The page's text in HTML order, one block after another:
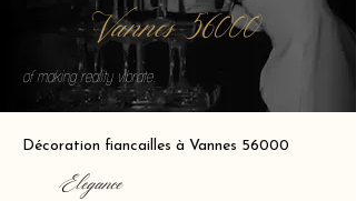
Vannes 56000
of making reality vibrate.
Décoration fiancailles à Vannes 56000
Elegance